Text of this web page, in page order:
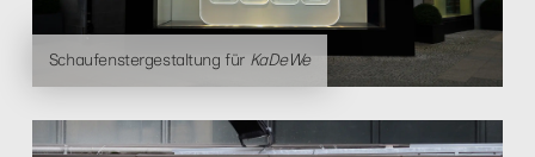
Schaufenstergestaltung für KaDeWe